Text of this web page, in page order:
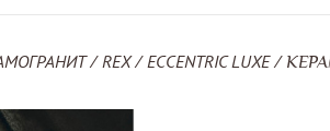
/REX/ECCENTRIC LUXE/